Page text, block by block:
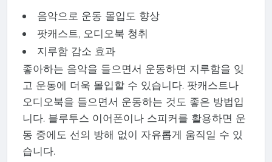
음악으로 운동 몰입도 향상
팟캐스트, 오디오북 청취
지루함 감소 효과
좋아하는 음악을 들으면서 운동하면 지루함을 잊
고 운동에 더욱 몰입할 수 있습니다. 팟캐스트나
오디오북을 들으면서 운동하는 것도 좋은 방법입
니다. 블루투스 이어폰이나 스피커를 활용하면 운
동 중에도 선의 방해 없이 자유롭게 움직일 수 있
습니다.